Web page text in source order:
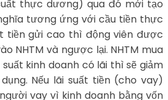
thực dương) qua đó mới tạo
tương ứng với cầu tiền thực
tiền gửi cao thì động viên được
NHTM và ngược lại. NHTM mua
suất kinh doanh có lãi thì sẽ giảm
Nếu lãi suất tiền (cho vay)
vay vì kinh doanh bằng vốn